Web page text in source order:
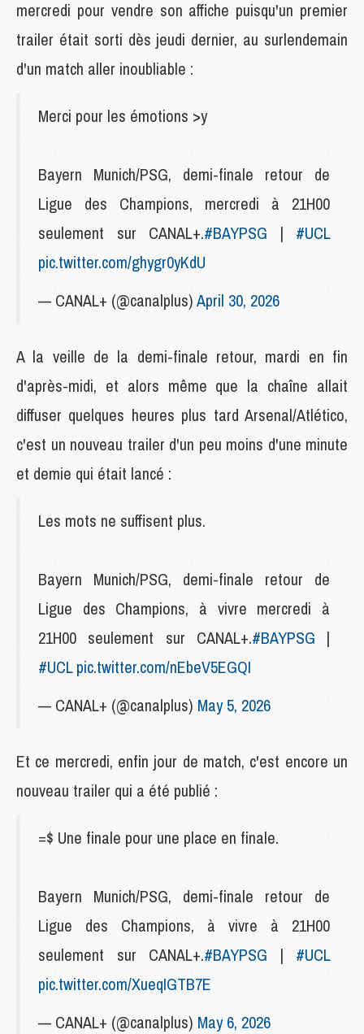
mercredi pour vendre son affiche puisqu'un premier
trailer était sorti dès jeudi dernier, au surlendemain
d'un match aller inoubliable :
Merci pour les émotions >y
Bayern Munich/PSG, demi-finale retour de
Ligue des Champions, mercredi à 21H00
seulement sur CANAL+.#BAYPSG | #UCL
pic.twitter.com/ghygr0yKdU
— CANAL+ (@canalplus)April 30, 2026
A la veille de la demi-finale retour, mardi en fin
d'après-midi, et alors même que la chaîne allait
diffuser quelques heures plus tard Arsenal/Atlético,
c'est un nouveau trailer d'un peu moins d'une minute
et demie qui était lancé :
Les mots ne suffisent plus.
Bayern Munich/PSG, demi-finale retour de
Ligue des Champions, à vivre mercredi à
21H00 seulement sur CANAL+.#BAYPSG |
#UCL pic.twitter.com/nEbeV5EGQI
— CANAL+ (@canalplus) May 5, 2026
Et ce mercredi, enfin jour de match, c'est encore un
nouveau trailer qui a été publié :
=$ Une finale pour une place en finale.
Bayern Munich/PSG, demi-finale retour de
Ligue des Champions, à vivre à 21H00
seulement sur CANAL+.#BAYPSG | #UCL
pic.twitter.com/XueqIGTB7E
— CANAL+ (@canalplus) May 6, 2026